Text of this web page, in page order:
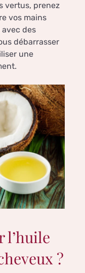
vertus, prenez
vos mains
avec des
débarrasser
une
l’huile
?